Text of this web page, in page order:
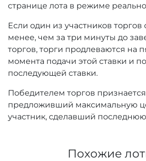
странице лота в режиме
Если один из участников торгов
менее, чем за три минуты до
торгов, торги продлеваются на
момента подачи этой ставки и
последующей ставки.
Победителем торгов признается
предложивший максимальную
участник, сделавший последнюю
Похожие